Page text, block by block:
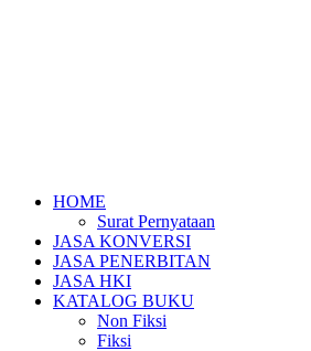
HOME
Surat Pernyataan
JASA KONVERSI
JASA PENERBITAN
JASA HKI
KATALOG BUKU
Non Fiksi
Fiksi